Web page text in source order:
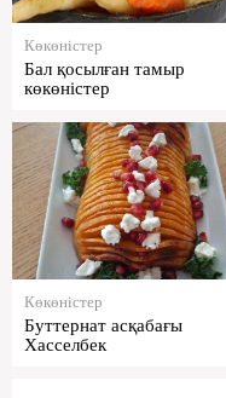
Көкөністер
Бал қосылған тамыр
көкөністер
Көкөністер
Буттернат асқабағы
Хасселбек